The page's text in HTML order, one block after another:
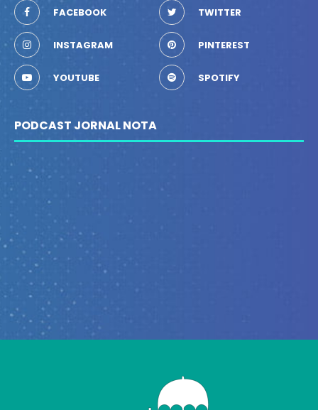
FACEBOOK TWITTER
INSTAGRAM PINTEREST
YOUTUBE SPOTIFY
PODCAST JORNAL NOTA